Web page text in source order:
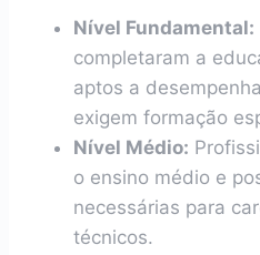
Nível Fundamental:
completaram a
aptos a
exigem formação
Nível Médio:
o ensino médio e
necessárias para
técnicos.